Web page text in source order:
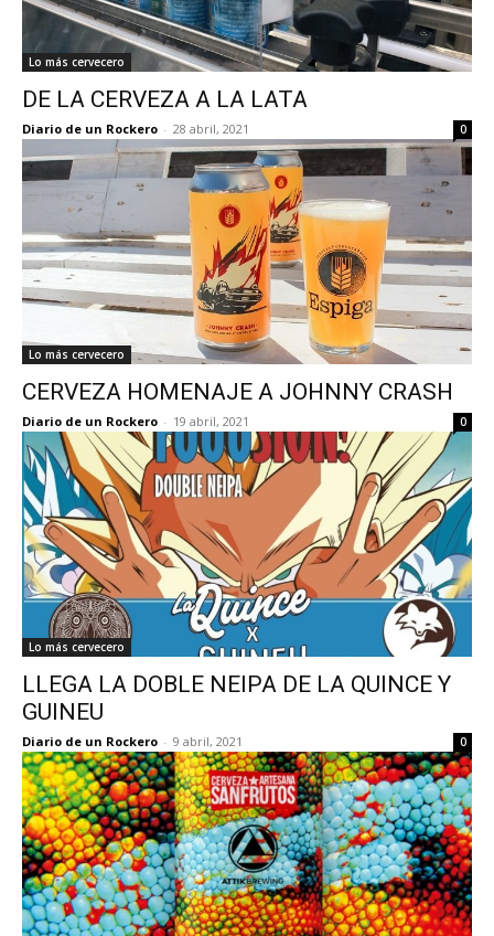
Lo más cervecero
DE LA CERVEZA A LA LATA
Diario de un Rockero - 28 abril, 2021 0
Lo más cervecero
CERVEZA HOMENAJE A JOHNNY CRASH
Diario de un Rockero - 19 abril, 2021 0
Lo más cervecero
LLEGA LA DOBLE NEIPA DE LA QUINCE Y
GUINEU
Diario de un Rockero - 9 abril, 2021 0